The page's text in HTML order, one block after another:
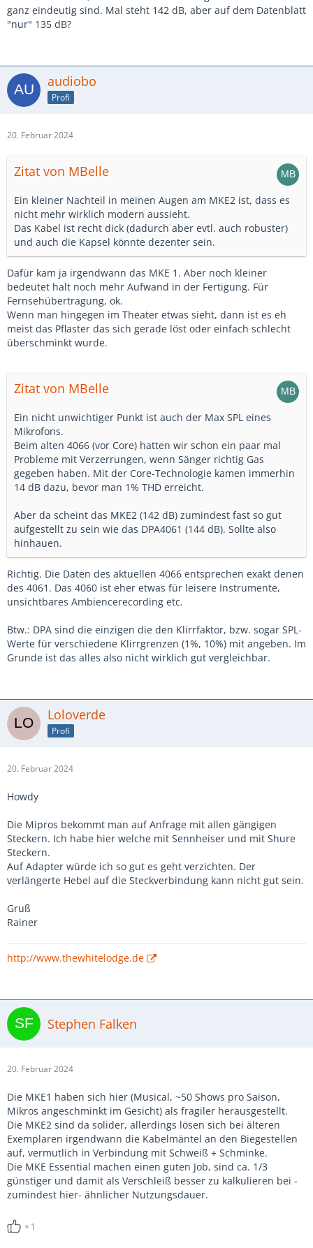
ganz eindeutig sind. Mal steht 142 dB, aber auf dem Datenblatt
"nur" 135 dB?
audiobo
Profi
20. Februar 2024
Zitat von MBelle
Ein kleiner Nachteil in meinen Augen am MKE2 ist, dass es
nicht mehr wirklich modern aussieht.
Das Kabel ist recht dick (dadurch aber evtl. auch robuster)
und auch die Kapsel könnte dezenter sein.
Dafür kam ja irgendwann das MKE 1. Aber noch kleiner
bedeutet halt noch mehr Aufwand in der Fertigung. Für
Fernsehübertragung, ok.
Wenn man hingegen im Theater etwas sieht, dann ist es eh
meist das Pflaster das sich gerade löst oder einfach schlecht
überschminkt wurde.
Zitat von MBelle
Ein nicht unwichtiger Punkt ist auch der Max SPL eines
Mikrofons.
Beim alten 4066 (vor Core) hatten wir schon ein paar mal
Probleme mit Verzerrungen, wenn Sänger richtig Gas
gegeben haben. Mit der Core-Technologie kamen immerhin
14 dB dazu, bevor man 1% THD erreicht.
Aber da scheint das MKE2 (142 dB) zumindest fast so gut
aufgestellt zu sein wie das DPA4061 (144 dB). Sollte also
hinhauen.
Richtig. Die Daten des aktuellen 4066 entsprechen exakt denen
des 4061. Das 4060 ist eher etwas für leisere Instrumente,
unsichtbares Ambiencerecording etc.
Btw.: DPA sind die einzigen die den Klirrfaktor, bzw. sogar SPL-
Werte für verschiedene Klirrgrenzen (1%, 10%) mit angeben. Im
Grunde ist das alles also nicht wirklich gut vergleichbar.
Loloverde
Profi
20. Februar 2024
Howdy
Die Mipros bekommt man auf Anfrage mit allen gängigen
Steckern. Ich habe hier welche mit Sennheiser und mit Shure
Steckern.
Auf Adapter würde ich so gut es geht verzichten. Der
verlängerte Hebel auf die Steckverbindung kann nicht gut sein.
Gruß
Rainer
http://www.thewhitelodge.de
Stephen Falken
20. Februar 2024
Die MKE1 haben sich hier (Musical, ~50 Shows pro Saison,
Mikros angeschminkt im Gesicht) als fragiler herausgestellt.
Die MKE2 sind da solider, allerdings lösen sich bei älteren
Exemplaren irgendwann die Kabelmäntel an den Biegestellen
auf, vermutlich in Verbindung mit Schweiß + Schminke.
Die MKE Essential machen einen guten Job, sind ca. 1/3
günstiger und damit als Verschleiß besser zu kalkulieren bei -
zumindest hier- ähnlicher Nutzungsdauer.
1